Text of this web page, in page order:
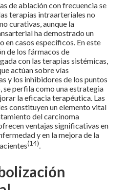
de ablación con frecuencia se
terapias intraarteriales no
curativas, aunque la
ha demostrado un
casos específicos. En este
de los fármacos de
con las terapias sistémicas,
actúan sobre vías
y los inhibidores de los puntos
perfila como una estrategia
la eficacia terapéutica. Las
constituyen un elemento vital
del carcinoma
ventajas significativas en
y en la mejora de la
(14).